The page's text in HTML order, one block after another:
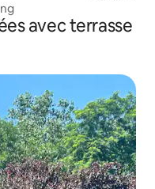
avec terrasse